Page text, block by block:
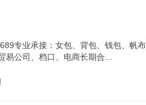
专业承接：女包、背包、钱包、帆
易公司、档口、电商长期合…